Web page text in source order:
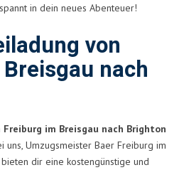
in dein neues Abenteuer!
von
nach
im Breisgau nach Brighton
uns, Umzugsmeister Baer Freiburg im
dir eine kostengünstige und